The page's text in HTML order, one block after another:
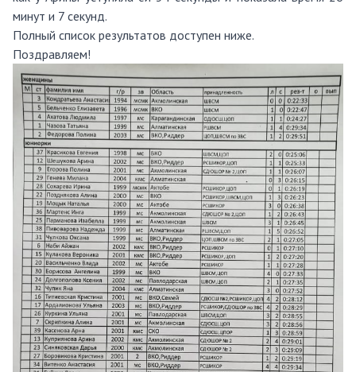
минут и 7 секунд.
Полный список результатов доступен ниже.
Поздравляем!